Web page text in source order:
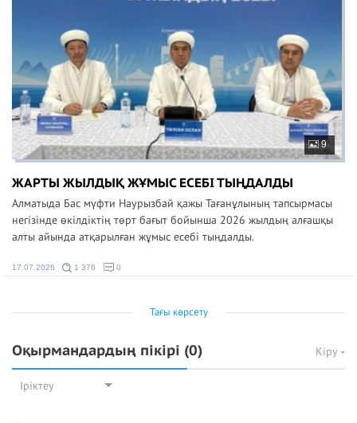
9
ЖАРТЫ ЖЫЛДЫҚ ЖҰМЫС ЕСЕБІ ТЫҢДАЛДЫ
Алматыда Бас мүфти Наурызбай қажы Тағанұлының тапсырмасы
негізінде өкілдіктің төрт бағыт бойынша 2026 жылдың алғашқы
алты айында атқарылған жұмыс есебі тыңдалды.
17.07.2026 1 376 0
Тағы көрсету
Оқырмандардың пікірі (0) Кіру
Іріктеу